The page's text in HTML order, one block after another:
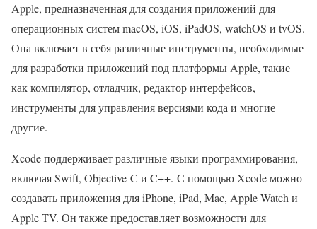
Apple, предназначенная для создания приложений для
операционных систем macOS, iOS, iPadOS, watchOS и tvOS.
Она включает в себя различные инструменты, необходимые
для разработки приложений под платформы Apple, такие
как компилятор, отладчик, редактор интерфейсов,
инструменты для управления версиями кода и многие
другие.
Xcode поддерживает различные языки программирования,
включая Swift, Objective-C и C++. С помощью Xcode можно
создавать приложения для iPhone, iPad, Mac, Apple Watch и
Apple TV. Он также предоставляет возможности для